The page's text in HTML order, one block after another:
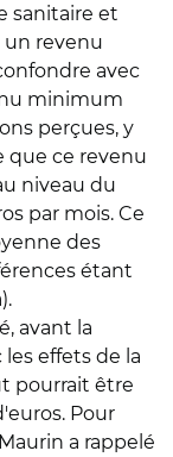
sanitaire et
un revenu
avec
minimum
perçues, y
que ce revenu
niveau du
par mois. Ce
des
étant
avant la
effets de la
pourrait être
Pour
a rappelé